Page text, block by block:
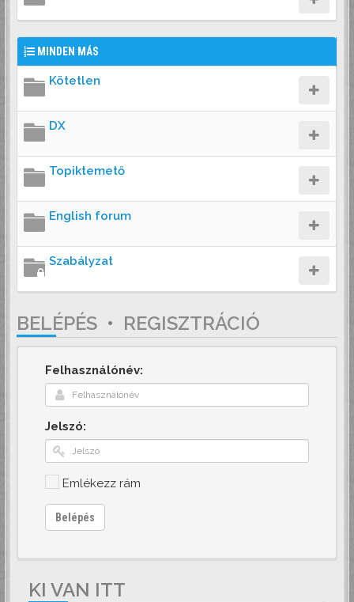
MINDEN MÁS
Kötetlen
DX
Topiktemető
English forum
Szabályzat
BELÉPÉS • REGISZTRÁCIÓ
Felhasználónév:
Jelszó:
Emlékezz rám
Belépés
KI VAN ITT